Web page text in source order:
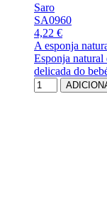
Saro
SA0960
4,22 €
A esponja
Esponja natural
delicada do